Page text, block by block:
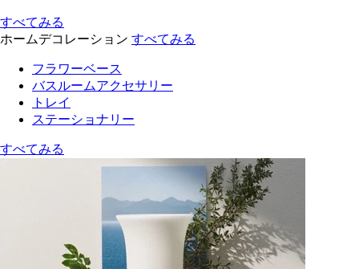
すべてみる
ホームデコレーション すべてみる
フラワーベース
バスルームアクセサリー
トレイ
ステーショナリー
すべてみる